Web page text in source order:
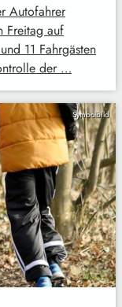
Autofahrer
Freitag auf
11 Fahrgästen
der …
Symbolbild